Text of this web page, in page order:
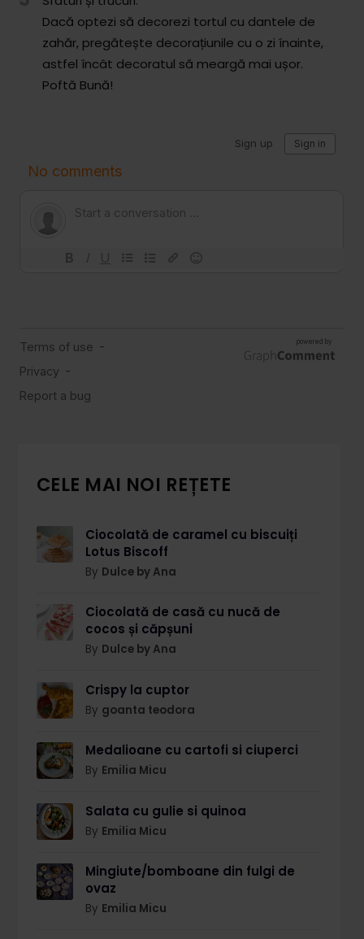
Dacă optezi să decorezi tortul cu dantele de
zahăr, pregătește decorațiunile cu o zi înainte,
astfel încât decoratul să meargă mai ușor.
Poftă Bună!
CELE MAI NOI REȚETE
Ciocolată de caramel cu biscuiți
Lotus Biscoff
By Dulce by Ana
Ciocolată de casă cu nucă de
cocos și căpșuni
By Dulce by Ana
Crispy la cuptor
By goanta teodora
Medalioane cu cartofi si ciuperci
By Emilia Micu
Salata cu gulie si quinoa
By Emilia Micu
Mingiute/bomboane din fulgi de
ovaz
By Emilia Micu